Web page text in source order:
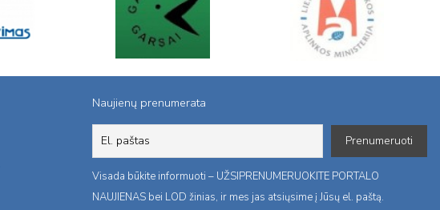
Naujienų prenumerata
Visada būkite informuoti – UŽSIPRENUMERUOKITE PORTALO
NAUJIENAS bei LOD žinias, ir mes jas atsiųsime į Jūsų el. paštą.